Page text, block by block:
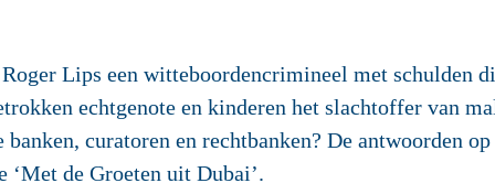
Lips een witteboordencrimineel met schulden
echtgenote en kinderen het slachtoffer van
banken, curatoren en rechtbanken? De antwoorden
de Groeten uit Dubai’.